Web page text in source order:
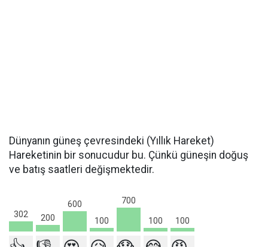
Dünyanın güneş çevresindeki (Yıllık Hareket)
Hareketinin bir sonucudur bu. Çünkü güneşin doğuş
ve batış saatleri değişmektedir.
302 200
600
100
700
100 100